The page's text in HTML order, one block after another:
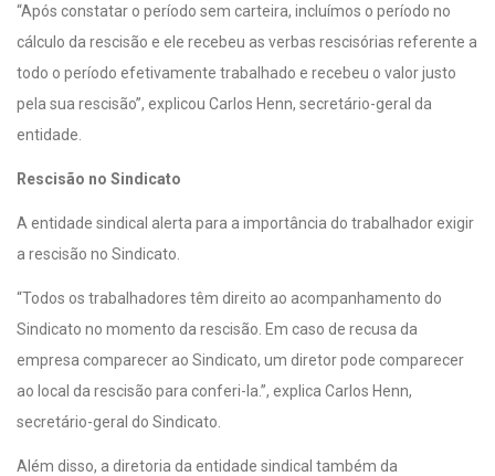
“Após constatar o período sem carteira, incluímos o período no
cálculo da rescisão e ele recebeu as verbas rescisórias referente a
todo o período efetivamente trabalhado e recebeu o valor justo
pela sua rescisão”, explicou Carlos Henn, secretário-geral da
entidade.
Rescisão no Sindicato
A entidade sindical alerta para a importância do trabalhador exigir
a rescisão no Sindicato.
“Todos os trabalhadores têm direito ao acompanhamento do
Sindicato no momento da rescisão. Em caso de recusa da
empresa comparecer ao Sindicato, um diretor pode comparecer
ao local da rescisão para conferi-la.”, explica Carlos Henn,
secretário-geral do Sindicato.
Além disso, a diretoria da entidade sindical também da